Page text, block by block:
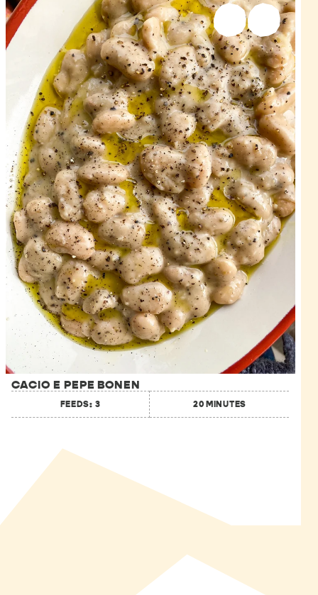
CACIO E PEPE BONEN
FEEDS: 3 20 MINUTES